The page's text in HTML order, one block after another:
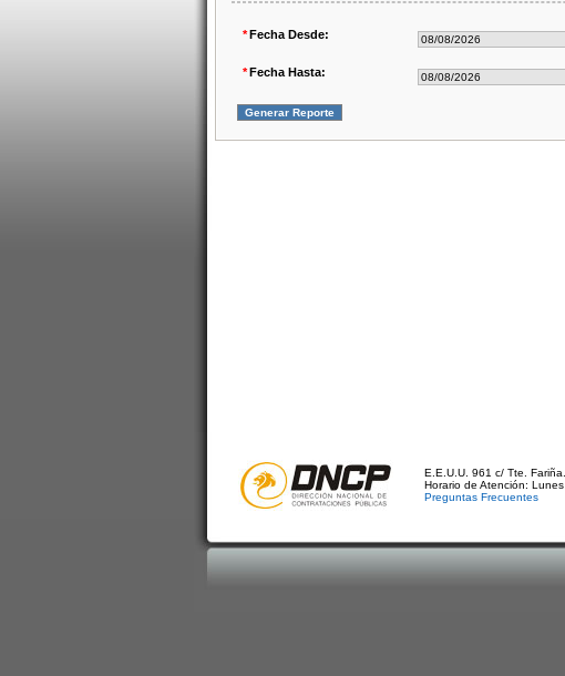
*Fecha Desde:
*Fecha Hasta:
E.E.U.U. 961 c/ Tte.
Horario de Atención:
Preguntas Frecuentes